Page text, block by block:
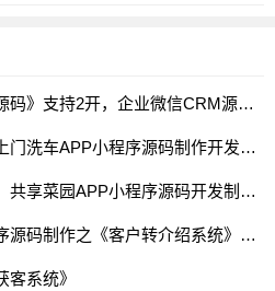
持2开，企业微信CRM源码交付，企微管
车APP小程序源码制作开发多少钱？上
园APP小程序源码开发制作，如何运
作之《客户转介绍系统》奖励软件AP
系统》